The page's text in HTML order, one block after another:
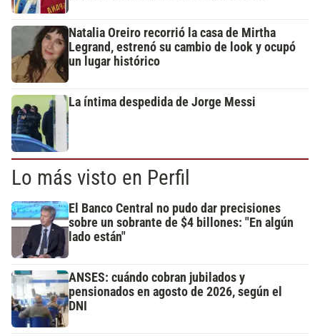
Natalia Oreiro recorrió la casa de Mirtha
Legrand, estrenó su cambio de look y ocupó
un lugar histórico
La íntima despedida de Jorge Messi
Lo más visto en Perfil
El Banco Central no pudo dar precisiones
sobre un sobrante de $4 billones: "En algún
lado están"
ANSES: cuándo cobran jubilados y
pensionados en agosto de 2026, según el
DNI